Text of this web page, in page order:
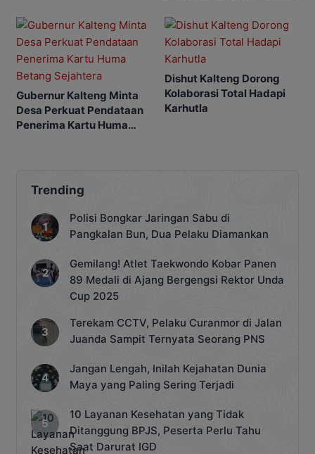
Gubernur Kalteng Minta
Desa Perkuat Pendataan
Penerima Kartu Huma
Dishut Kalteng Dorong
Kolaborasi Total Hadapi
Karhutla
Trending
Polisi Bongkar Jaringan Sabu di
Pangkalan Bun, Dua Pelaku Diamankan
Gemilang! Atlet Taekwondo Kobar Panen
89 Medali di Ajang Bergengsi Rektor Unda
Cup 2025
Terekam CCTV, Pelaku Curanmor di Jalan
Juanda Sampit Ternyata Seorang PNS
Jangan Lengah, Inilah Kejahatan Dunia
Maya yang Paling Sering Terjadi
10 Layanan Kesehatan yang Tidak
Ditanggung BPJS, Peserta Perlu Tahu
Saat Darurat IGD